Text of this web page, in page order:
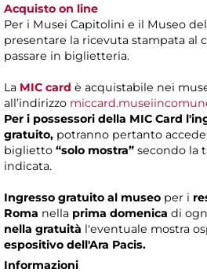
Acquisto on line
Per i Musei Capitolini e il Museo
presentare la ricevuta stampata al
passare in biglietteria.
La MIC card è acquistabile nei
all’indirizzo
Per i possessori della MIC Card
gratuito, potranno pertanto
biglietto “solo mostra” secondo la
indicata.
Ingresso gratuito al museo per i
Roma nella prima domenica di
nella gratuità l'eventuale mostra
espositivo dell'Ara Pacis.
Informazioni